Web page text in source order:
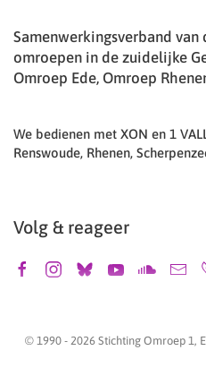
Samenwerkingsverband
omroepen in de zuidelijke
Omroep Ede, Omroep
We bedienen met XON en 1
Renswoude, Rhenen,
Volg & reageer
© 1990 - 2026 Stichting Omroep 1,